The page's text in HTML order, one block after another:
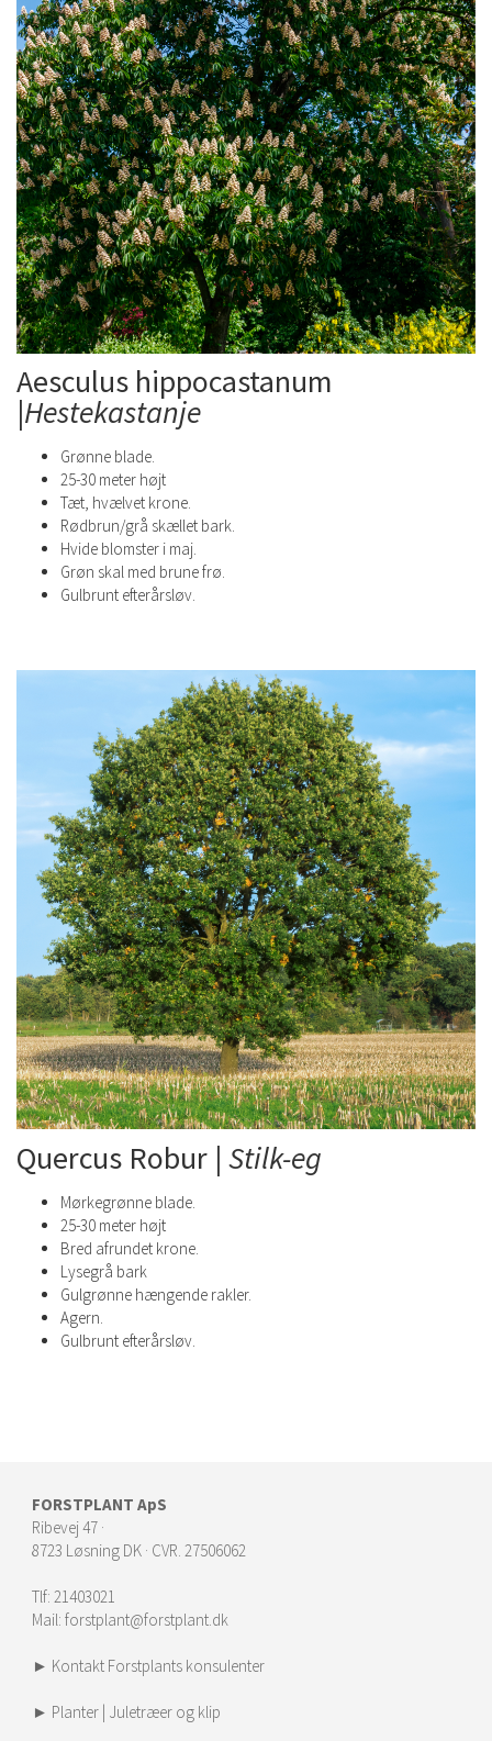
Aesculus hippocastanum
|Hestekastanje
Grønne blade.
25-30 meter højt
Tæt, hvælvet krone.
Rødbrun/grå skællet bark.
Hvide blomster i maj.
Grøn skal med brune frø.
Gulbrunt efterårsløv.
Quercus Robur | Stilk-eg
Mørkegrønne blade.
25-30 meter højt
Bred afrundet krone.
Lysegrå bark
Gulgrønne hængende rakler.
Agern.
Gulbrunt efterårsløv.
FORSTPLANT ApS
Ribevej 47 ·
8723 Løsning DK · CVR. 27506062
Tlf: 21403021
Mail: forstplant@forstplant.dk
► Kontakt Forstplants konsulenter
► Planter | Juletræer og klip